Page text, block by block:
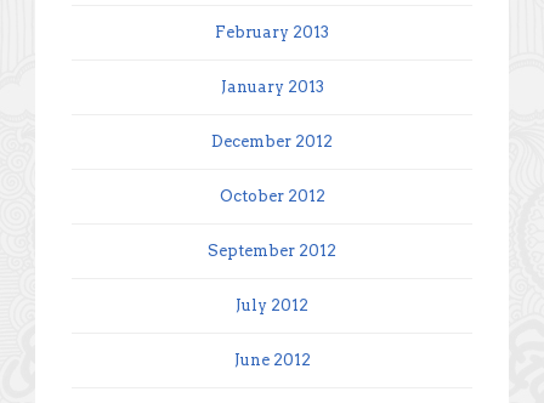
February 2013
January 2013
December 2012
October 2012
September 2012
July 2012
June 2012